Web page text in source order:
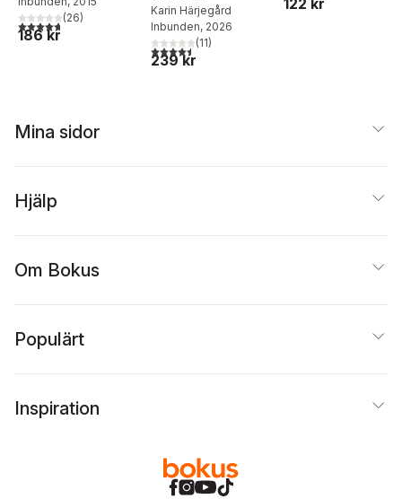
4,7utav 5 stjärnor. Totalt antal röster:
(26)
186 kr
Karin Härjegård
Inbunden, 2026
4,5utav 5 stjärnor. Totalt antal röster:
(11)
239 kr
122 kr
Mina sidor
Hjälp
Om Bokus
Populärt
Inspiration